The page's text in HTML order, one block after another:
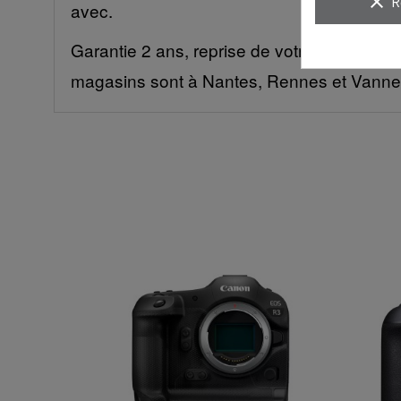
avec.
Garantie 2 ans, reprise de votre ancien
magasins sont à Nantes, Rennes et